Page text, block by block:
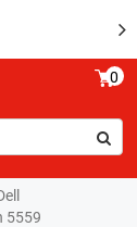
0
5559